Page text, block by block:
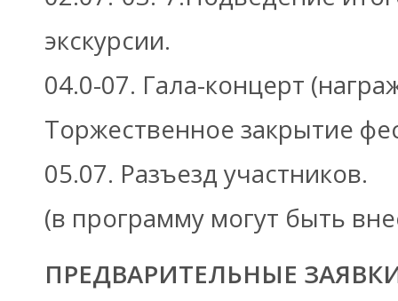
экскурсии.
04.0-07. Гала-концерт
Торжественное закрытие
05.07. Разъезд участников.
(в программу могут быть
ПРЕДВАРИТЕЛЬНЫЕ